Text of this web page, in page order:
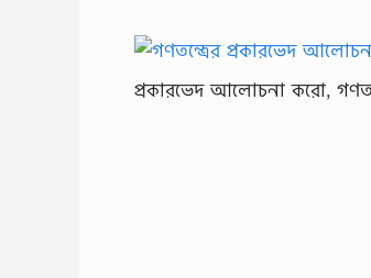
প্রকারভেদ আলোচনা করো,